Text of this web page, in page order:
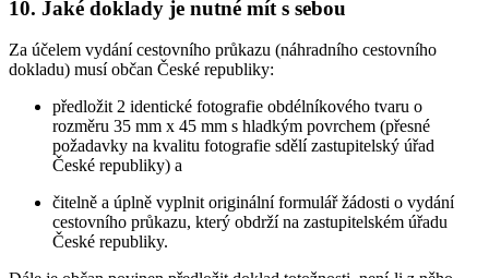
10. Jaké doklady je nutné mít s sebou
Za účelem vydání cestovního průkazu (náhradního cestovního
dokladu) musí občan České republiky:
předložit 2 identické fotografie obdélníkového tvaru o
rozměru 35 mm x 45 mm s hladkým povrchem (přesné
požadavky na kvalitu fotografie sdělí zastupitelský úřad
České republiky) a
čitelně a úplně vyplnit originální formulář žádosti o vydání
cestovního průkazu, který obdrží na zastupitelském úřadu
České republiky.